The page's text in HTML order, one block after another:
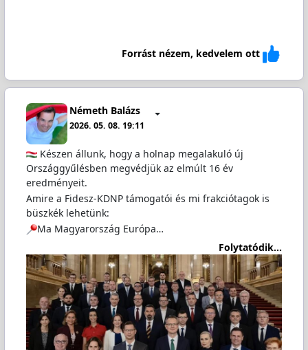
Forrást nézem, kedvelem ott
Németh Balázs
2026. 05. 08. 19:11
Készen állunk, hogy a holnap megalakuló új
Országgyűlésben megvédjük az elmúlt 16 év
eredményeit.
Amire a Fidesz-KDNP támogatói és mi frakciótagok is
büszkék lehetünk:
Ma Magyarország Európa…
Folytatódik...